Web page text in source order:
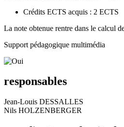
Crédits ECTS acquis : 2 ECTS
La note obtenue rentre dans le calcul
Support pédagogique multimédia
responsables
Jean-Louis DESSALLES
Nils HOLZENBERGER